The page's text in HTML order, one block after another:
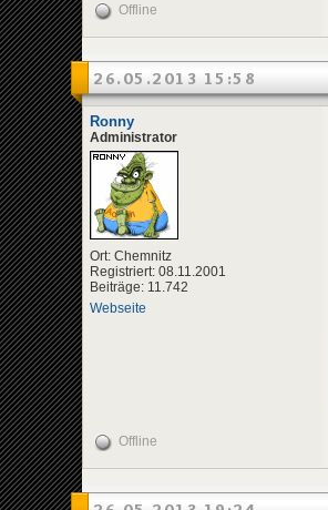
Offline
26.05.2013 15:58
Ronny
Administrator
Ort: Chemnitz
Registriert: 08.11.2001
Beiträge: 11.742
Webseite
Offline